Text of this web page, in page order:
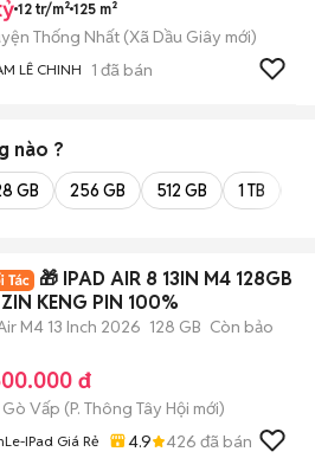
12 tr/m² 125 m²
Thống Nhất (Xã Dầu Giây mới)
LÊ CHINH 1 đã bán
nào ?
GB 256 GB 512 GB 1 TB
🎁 IPAD AIR 8 13IN M4 128GB
KENG PIN 100%
M4 13 Inch 2026 128 GB Còn bảo
đ
Gò Vấp (P. Thông Tây Hội mới)
IPad Giá Rẻ 4.9 426 đã bán